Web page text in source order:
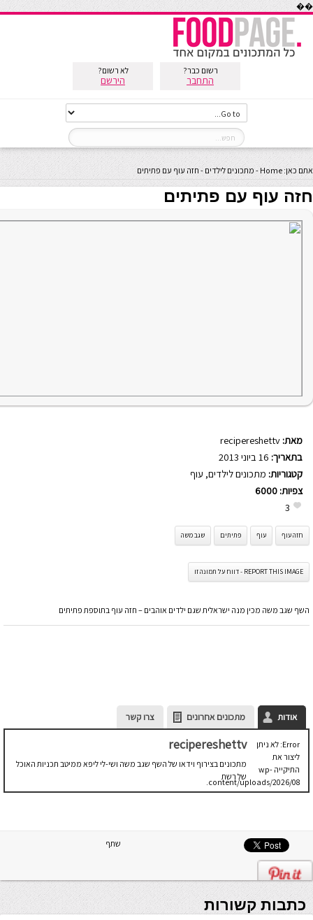
��
רשום כבר?
התחבר
לא רשום?
הירשם
אתם כאן: Home
- מתכונים לילדים - חזה עוף עם פתיתים
חזה עוף עם פתיתים
מאת: recipereshettv
בתאריך:
קטגוריות: מתכונים לילדים, עוף
צפיות: 6000
3
חזה עוף עוף פתיתים שגב משה
REPORT THIS IMAGE - דווח על תמונה זו
השף שגב משה מכין מנה ישראלית שגם ילדים אוהבים – חזה עוף בתוספת פתיתים
אודות מתכונים אחרונים צרו קשר
Error: לא ניתן
ליצור את
התיקייה wp-
content/uploads/2026/08.
יש לבדוק
recipereshettv
מתכונים בצירוף וידאו של השף שגב משה ושי-לי ליפא ממיטב תכניות האוכל
של רשת
שתף
כתבות קשורות